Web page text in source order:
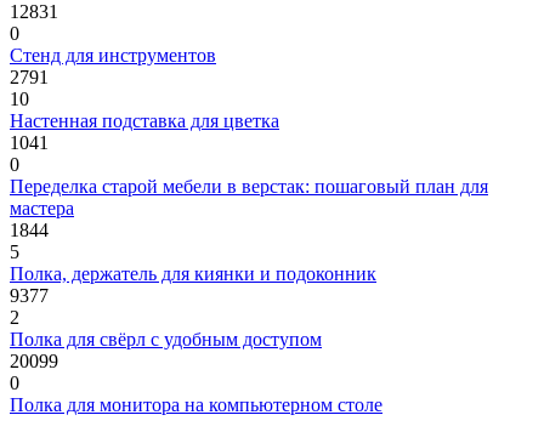
12831
0
Стенд для инструментов
2791
10
Настенная подставка для цветка
1041
0
Переделка старой мебели в верстак: пошаговый план для
мастера
1844
5
Полка, держатель для киянки и подоконник
9377
2
Полка для свёрл с удобным доступом
20099
0
Полка для монитора на компьютерном столе